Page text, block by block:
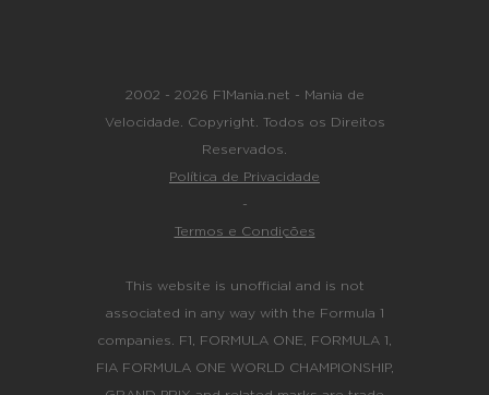
2002 - 2026 F1Mania.net - Mania de
Velocidade. Copyright. Todos os Direitos
Reservados.
Política de Privacidade
-
Termos e Condições
This website is unofficial and is not
associated in any way with the Formula 1
companies. F1, FORMULA ONE, FORMULA 1,
FIA FORMULA ONE WORLD CHAMPIONSHIP,